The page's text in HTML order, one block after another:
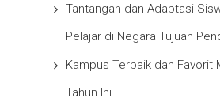
Tantangan dan Adaptasi
Pelajar di Negara Tujuan
Kampus Terbaik dan Favorit
Tahun Ini